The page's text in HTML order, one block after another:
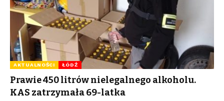
AKTUALNOŚCI ŁÓDŹ
Prawie 450 litrów nielegalnego alkoholu.
KAS zatrzymała 69-latka